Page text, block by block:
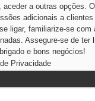
aceder a outras opções. O
adicionais a clientes
ligar, familiarize-se com
Assegure-se de ter
e bons negócios!
Privacidade